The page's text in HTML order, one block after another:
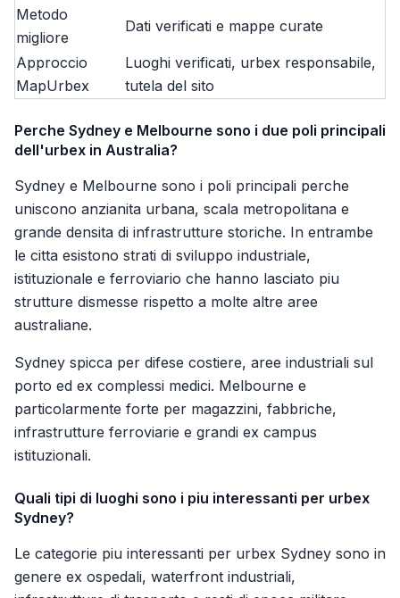
Metodo
migliore
Dati verificati e mappe curate
Approccio
MapUrbex
Luoghi verificati, urbex responsabile,
tutela del sito
Perche Sydney e Melbourne sono i due poli principali
dell'urbex in Australia?
Sydney e Melbourne sono i poli principali perche
uniscono anzianita urbana, scala metropolitana e
grande densita di infrastrutture storiche. In entrambe
le citta esistono strati di sviluppo industriale,
istituzionale e ferroviario che hanno lasciato piu
strutture dismesse rispetto a molte altre aree
australiane.
Sydney spicca per difese costiere, aree industriali sul
porto ed ex complessi medici. Melbourne e
particolarmente forte per magazzini, fabbriche,
infrastrutture ferroviarie e grandi ex campus
istituzionali.
Quali tipi di luoghi sono i piu interessanti per urbex
Sydney?
Le categorie piu interessanti per urbex Sydney sono in
genere ex ospedali, waterfront industriali,